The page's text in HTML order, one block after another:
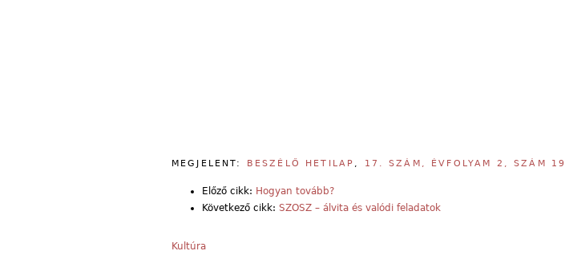
MEGJELENT: BESZÉLŐ HETILAP 17. SZÁM, ÉVFOLYAM 2, SZÁM 19
Előző cikk: Hogyan tovább?
Következő cikk: SZOSZ – álvita és valódi feladatok
Kultúra